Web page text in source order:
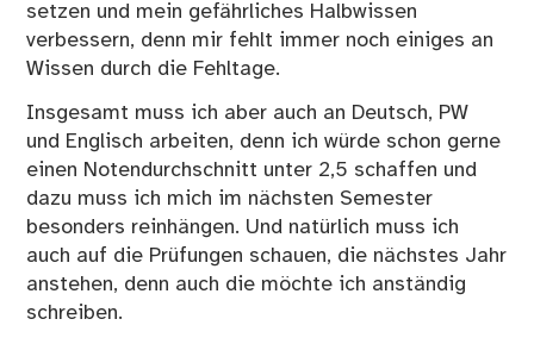
setzen und mein gefährliches Halbwissen
verbessern, denn mir fehlt immer noch einiges an
Wissen durch die Fehltage.
Insgesamt muss ich aber auch an Deutsch, PW
und Englisch arbeiten, denn ich würde schon gerne
einen Notendurchschnitt unter 2,5 schaffen und
dazu muss ich mich im nächsten Semester
besonders reinhängen. Und natürlich muss ich
auch auf die Prüfungen schauen, die nächstes Jahr
anstehen, denn auch die möchte ich anständig
schreiben.